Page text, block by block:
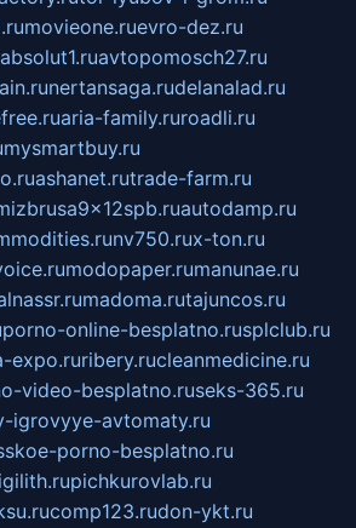
movieone.ruevro-dez.ru
avtopomosch27.ru
nertansaga.rudelanalad.ru
aria-family.ruroadli.ru
mysmartbuy.ru
ashanet.rutrade-farm.ru
autodamp.ru
nv750.rux-ton.ru
modopaper.rumanunae.ru
madoma.rutajuncos.ru
porno-online-besplatno.rusplclub.ru
expo.ruribery.rucleanmedicine.ru
video-besplatno.ruseks-365.ru
igrovyye-avtomaty.ru
porno-besplatno.ru
pichkurovlab.ru
comp123.rudon-ykt.ru